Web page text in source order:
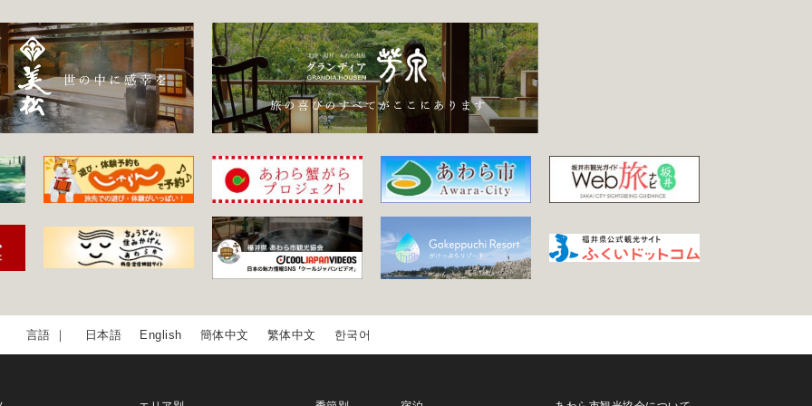
日本語 English 簡体中文 繁体中文 한국어